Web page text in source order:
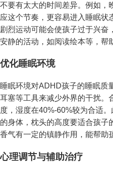
不要有太大的时间差异。例如，
应这个节奏，更容易进入睡眠状
剧烈运动可能会使孩子过于兴奋
安静的活动，如阅读绘本等，帮
优化睡眠环境
睡眠环境对ADHD孩子的睡眠质
耳塞等工具来减少外界的干扰。
度，湿度在40%-60%较为合适
的身体，枕头的高度要适合孩子
香气有一定的镇静作用，能帮助
心理调节与辅助治疗